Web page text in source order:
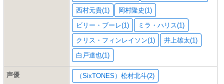
西村元貴(1)
岡村隆史(1)
ビリー・ブーレ(1)
ミラ・ハリス(1)
クリス・フィンレイソン(1)
井上雄太(1)
白戸達也(1)
声優
（SixTONES）松村北斗(2)